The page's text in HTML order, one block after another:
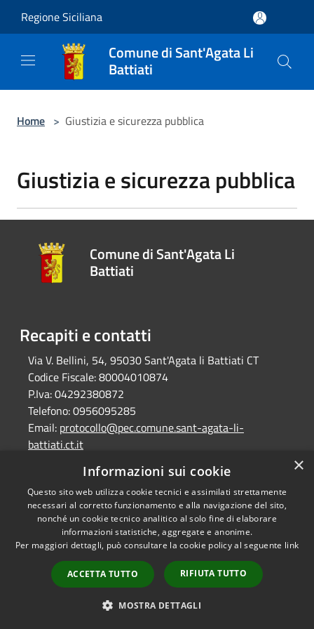
Regione Siciliana
Comune di Sant'Agata Li
Battiati
Home > Giustizia e sicurezza pubblica
Giustizia e sicurezza pubblica
Comune di Sant'Agata Li
Battiati
Recapiti e contatti
Via V. Bellini, 54, 95030 Sant'Agata li Battiati CT
Codice Fiscale:80004010874
P.Iva:04292380872
Telefono:0956095285
Email: protocollo@pec.comune.sant-agata-li-
battiati.ct.it
Accessibilità
Copyright © 2026 • Comune di
Sant'Agata Li Battiati •
Powered byMunicipium
Accesso redazione
×
Informazioni sui cookie
Questo sito web utilizza cookie tecnici e assimilati strettamente
necessari al corretto funzionamento e alla navigazione del sito,
nonché un cookie tecnico analitico al solo fine di elaborare
informazioni statistiche, aggregate e anonime.
Per maggiori dettagli, può consultare la cookie policy al seguente link
ACCETTA TUTTO RIFIUTA TUTTO
MOSTRA DETTAGLI